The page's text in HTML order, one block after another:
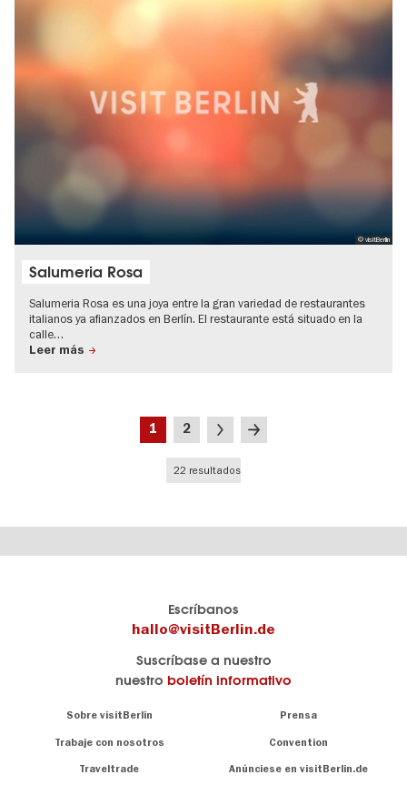
© visitBerlin
Salumeria Rosa
Salumeria Rosa es una joya entre la gran variedad de restaurantes
italianos ya afianzados en Berlín. El restaurante está situado en la
calle…
Leer más
Página
1 Página
2
SiguienteÚltima
22 resultados
Escríbanos
hallo@visitBerlin.de
Suscríbase a nuestro
nuestro boletín informativo
Sobre visitBerlin Prensa
Trabaje con nosotros Convention
Traveltrade Anúnciese en visitBerlin.de
visitBerlin.de
Conocemos
Consejos